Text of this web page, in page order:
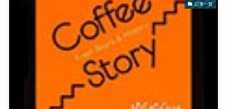
記事一覧